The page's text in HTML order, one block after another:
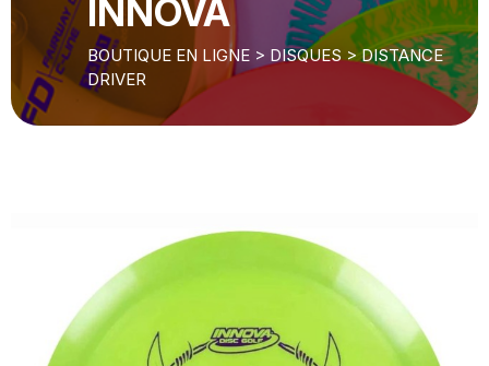
INNOVA
BOUTIQUE EN LIGNE > DISQUES>DISTANCE
DRIVER